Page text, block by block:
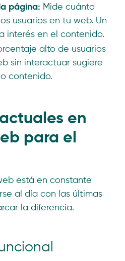
página: Mide cuánto
usuarios en tu web. Un
interés en el contenido.
alto de usuarios
sin interactuar sugiere
contenido.
en
para el
está en constante
al día con las últimas
la diferencia.